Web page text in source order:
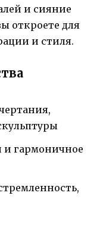
и сияние
откроете для
и стиля.
гармоничное